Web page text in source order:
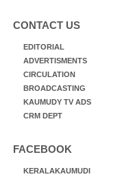
CONTACT US
EDITORIAL
ADVERTISMENTS
CIRCULATION
BROADCASTING
KAUMUDY TV ADS
CRM DEPT
FACEBOOK
KERALAKAUMUDI